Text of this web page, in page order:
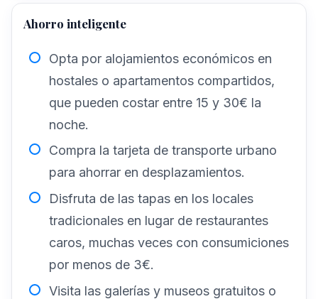
Ahorro inteligente
Opta por alojamientos económicos en
hostales o apartamentos compartidos,
que pueden costar entre 15 y 30€ la
noche.
Compra la tarjeta de transporte urbano
para ahorrar en desplazamientos.
Disfruta de las tapas en los locales
tradicionales en lugar de restaurantes
caros, muchas veces con consumiciones
por menos de 3€.
Visita las galerías y museos gratuitos o